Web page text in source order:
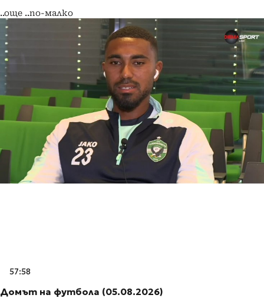
..още ..по-малко
57:58
Домът на футбола (05.08.2026)